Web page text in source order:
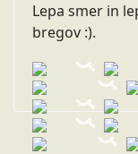
Lepa smer in
bregov :).